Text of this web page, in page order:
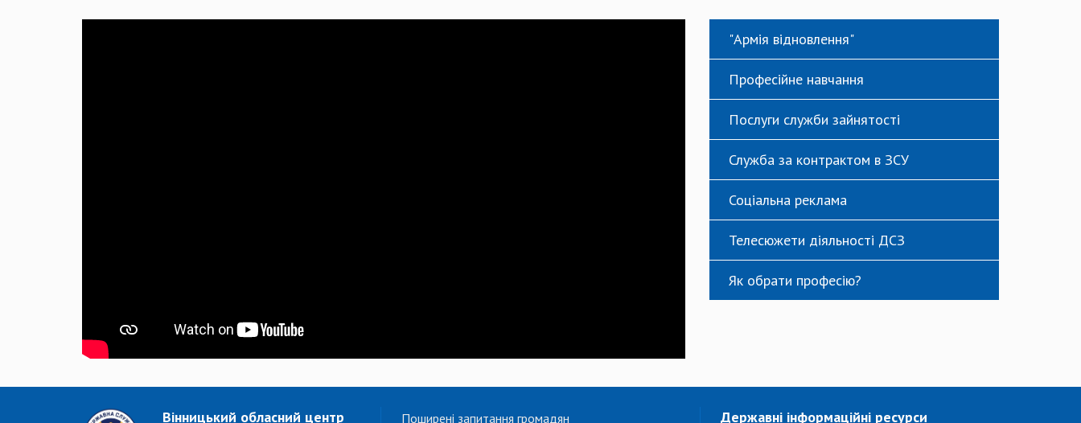
"Армія відновлення"
Професійне навчання
Послуги служби зайнятості
Служба за контрактом в ЗСУ
Соціальна реклама
Телесюжети діяльності ДСЗ
Як обрати професію?
Вінницький обласний центр Поширені запитання громадян Державні інформаційні ресурси